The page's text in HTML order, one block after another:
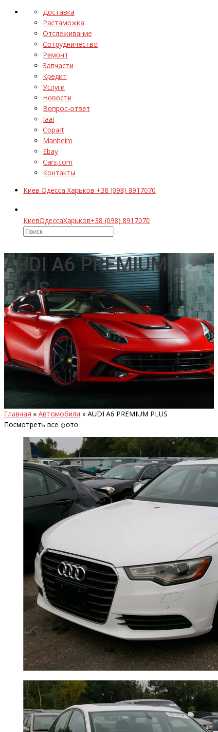
Доставка
Растаможка
Отслеживание
Сотрудничество
Ремонт
Запчасти
Кредит
Услуги
Новости
Вопрос-ответ
Iaai
Copart
Manheim
Ebay
Cars.com
Контакты
Киев Одесса Харьков +38 (098) 8917070
КиевОдессаХарьков+38 (098) 8917070
AUDI A6 PREMIUM
PLUS
Главная » Автомобили » AUDI A6 PREMIUM PLUS
Посмотреть все фото